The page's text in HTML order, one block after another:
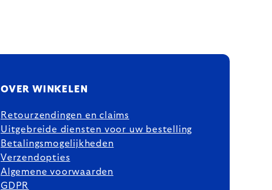
OVER WINKELEN
Retourzendingen en claims
Uitgebreide diensten voor uw bestelling
Betalingsmogelijkheden
Verzendopties
Algemene voorwaarden
GDPR